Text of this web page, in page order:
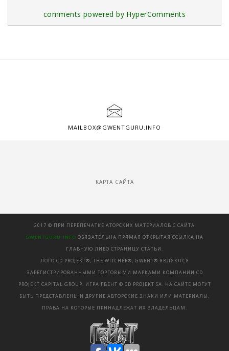
comments powered by HyperComments
MAILBOX@GWENTGURU.INFO
КАРТА САЙТА
2017 © ПРИ ПЕРЕПЕЧАТКЕ АТОРСКИХ МАТЕРИАЛОВ С САЙТА
GWENTGURU.INFO ОБЯЗАТЕЛЬНА ПРЯМАЯ ОТКРЫТАЯ ССЫЛКА НА
ГЛАВНУЮ ЛИБО СТРАНИЦУ СТАТЬИ.
ЛОГО CD PROJEKT®, THE WITCHER®, GWENT® ЯВЛЯЮТСЯ
ЗАРЕГИСТРИРОВАННЫМИ ТОРГОВЫМИ МАРКАМИ КОМПАНИИ CD
PROJEKT CAPITAL GROUP. ИГРА ГВЕНТ © CD PROJEKT SA. НА САЙТЕ МОГУТ
БЫТЬ ПРЕДСТАВЛЕНЫ И ДРУГИЕ АВТОРСКИЕ ЗНАКИ ИЛИ МАТЕРИАЛЫ,
ПРАВА НА КОТОРЫЕ ПРИНАДЛЕЖАТ ИХ ВЛАДЕЛЬЦАМ.